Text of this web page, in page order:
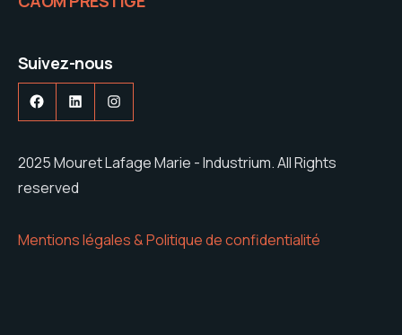
Suivez-nous
Facebook
LinkedInInstagram
2025 Mouret Lafage Marie - Industrium. All Rights
reserved
Mentions légales & Politique de confidentialité